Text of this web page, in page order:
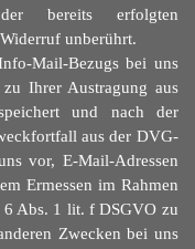
bereits erfolgten
unberührt.
Mail-Bezugs bei uns
Ihrer Austragung aus
und nach der
aus der DVG-
vor, E-Mail-Adressen
Ermessen im Rahmen
6 Abs. 1 lit. f DSGVO zu
Zwecken bei uns